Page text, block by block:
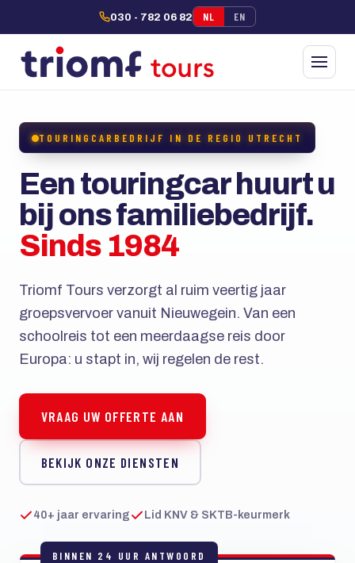
030 - 782 06 82 NL EN
TOURINGCARBEDRIJF IN DE REGIO UTRECHT
Een touringcar huurt u
bij ons familiebedrijf.
Sinds 1984
Triomf Tours verzorgt al ruim veertig jaar
groepsvervoer vanuit Nieuwegein. Van een
schoolreis tot een meerdaagse reis door
Europa: u stapt in, wij regelen de rest.
VRAAG UW OFFERTE AAN
BEKIJK ONZE DIENSTEN
40+ jaar ervaring Lid KNV & SKTB-keurmerk
BINNEN 24 UUR ANTWOORD